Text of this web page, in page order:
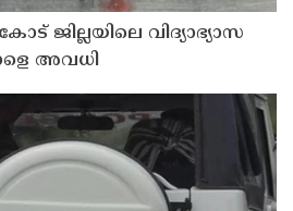
ജില്ലയിലെ വിദ്യാഭ്യാസ
അവധി